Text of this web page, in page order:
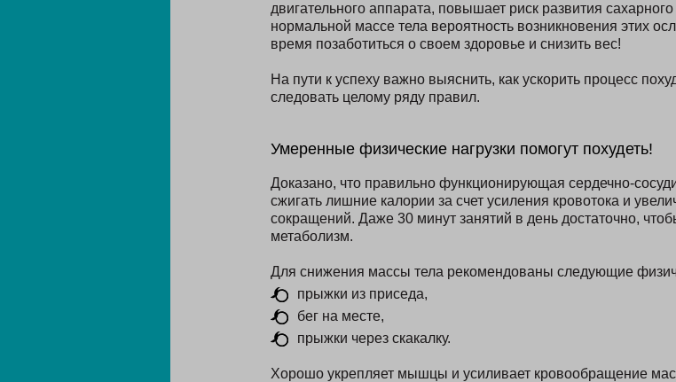
двигательного аппарата, повышает риск развития
нормальной массе тела вероятность возникновения этих
время позаботиться о своем здоровье и снизить вес!
На пути к успеху важно выяснить, как ускорить процесс
следовать целому ряду правил.
Умеренные физические нагрузки помогут похудеть!
Доказано, что правильно функционирующая сердечно-
сжигать лишние калории за счет усиления кровотока и
сокращений. Даже 30 минут занятий в день достаточно,
метаболизм.
Для снижения массы тела рекомендованы следующие
прыжки из приседа,
бег на месте,
прыжки через скакалку.
Хорошо укрепляет мышцы и усиливает кровообращение